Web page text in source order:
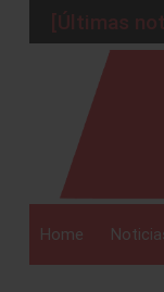
[Últimas
Home